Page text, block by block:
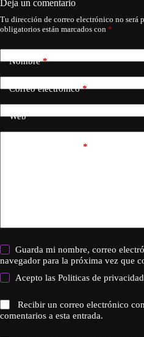
Deja un comentario
Tu dirección de correo electrónico no será
obligatorios están marcados con *
Nombre*
Correo electrónico*
Web
*
Guarda mi nombre, correo
navegador para la próxima vez que
Acepto lasPoliticas de privacidad
Recibir un correo electrónico
comentarios a esta entrada.